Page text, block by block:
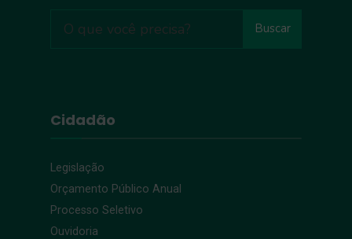
Buscar
Cidadão
Legislação
Orçamento Público Anual
Processo Seletivo
Ouvidoria